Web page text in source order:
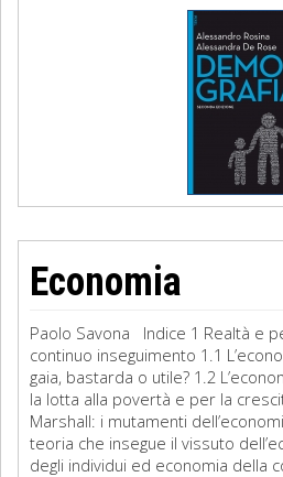
Economia
Paolo Savona Indice 1 Realtà e
continuo inseguimento 1.1
gaia, bastarda o utile? 1.2
la lotta alla povertà e per la
Marshall: i mutamenti
teoria che insegue il vissuto
degli individui ed economia della